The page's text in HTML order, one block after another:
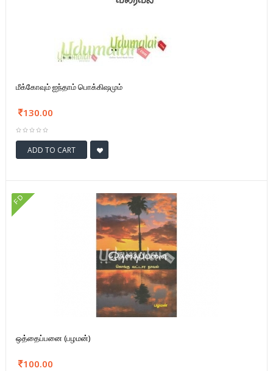
மீக்கோவும் ஐந்தாம் பொக்கிஷமும்
130.00
ADD TO CART
FD
ஒத்தைப்பனை (பழமன்)
100.00